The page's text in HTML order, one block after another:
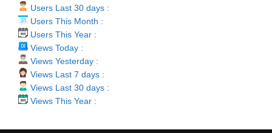
Users Last 30 days :
Users This Month :
Users This Year :
Views Today :
Views Yesterday :
Views Last 7 days :
Views Last 30 days :
Views This Year :